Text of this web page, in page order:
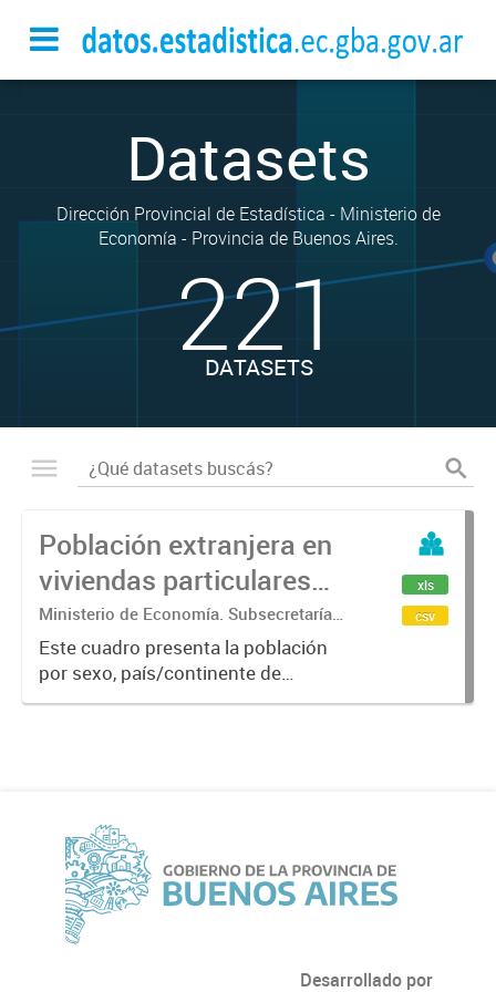
Datasets
Dirección Provincial de Estadística - Ministerio de
Economía - Provincia de Buenos Aires.
221
DATASETS
Población extranjera en
viviendas particulares
según sexo y país de
nacimiento. Por
Municipio 2022
Ministerio de Economía. Subsecretaría
de Coordinación Económica y
Estadística. Dirección Provincial de
Estadística.
Este cuadro presenta la población
por sexo, país/continente de
nacimiento de acuerdo a las
xls
csv
Desarrollado por